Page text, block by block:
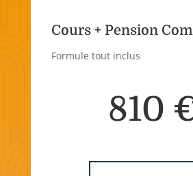
Cours + Pension
Formule tout inclus
810